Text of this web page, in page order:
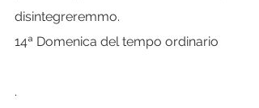
disintegreremmo.
14ª Domenica del tempo ordinario
.